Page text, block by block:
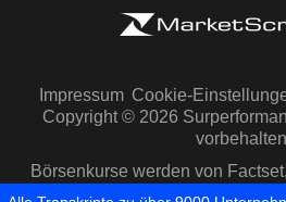
Impressum Cookie-
Copyright © 2026
Börsenkurse werden von
Capital IQ zur